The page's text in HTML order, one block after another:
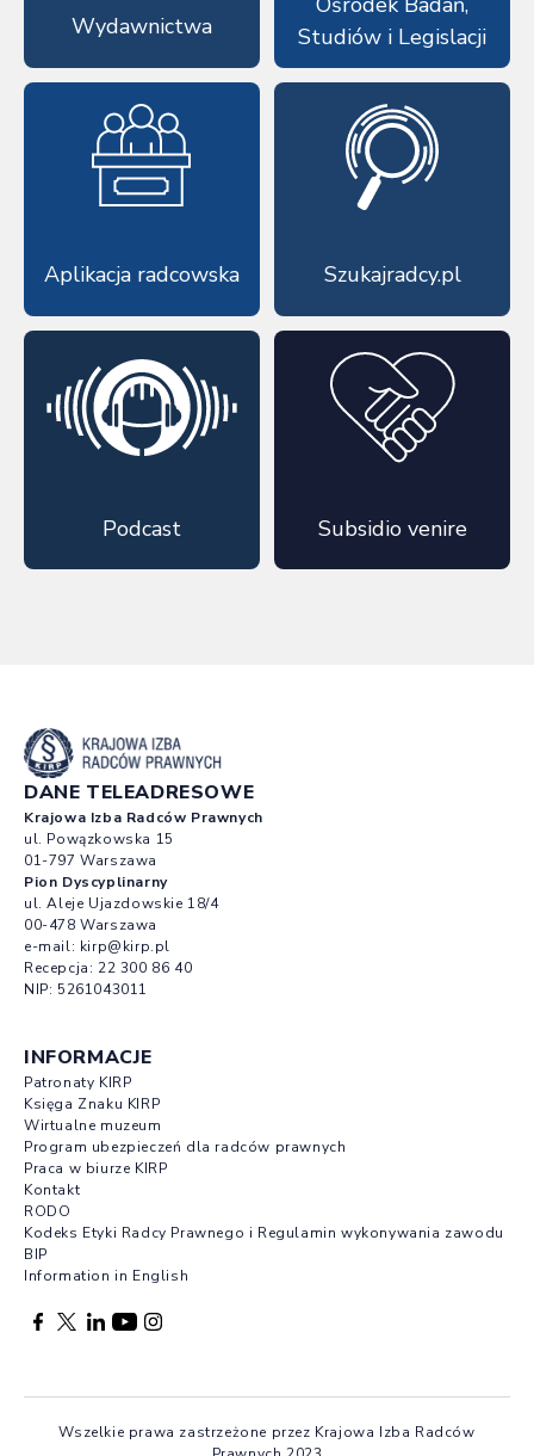
Wydawnictwa
Studiów i Legislacji
Aplikacja radcowska Szukajradcy.pl
Podcast Subsidio venire
DANE TELEADRESOWE
Krajowa Izba Radców Prawnych
ul. Powązkowska 15
01-797 Warszawa
Pion Dyscyplinarny
ul. Aleje Ujazdowskie 18/4
00-478 Warszawa
e-mail: kirp@kirp.pl
Recepcja: 22 300 86 40
NIP: 5261043011
INFORMACJE
Patronaty KIRP
Księga Znaku KIRP
Wirtualne muzeum
Program ubezpieczeń dla radców prawnych
Praca w biurze KIRP
Kontakt
RODO
Kodeks Etyki Radcy Prawnego i Regulamin wykonywania zawodu
BIP
Information in English
Facebook otwierany w nowej karcie
Profil X otwierany w nowej karcie
Profil LinkedIn otwierany w nowej karcie
Profil YouTube otwierany w nowej karcie
Profil Instagram otwierany w nowej karcie
Wszelkie prawa zastrzeżone przez Krajowa Izba Radców